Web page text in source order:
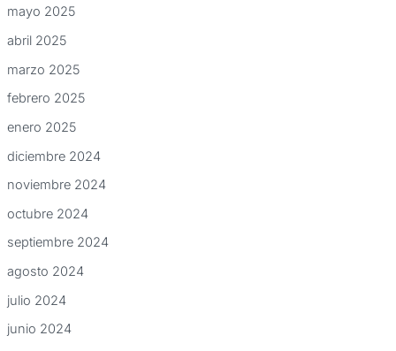
mayo 2025
abril 2025
marzo 2025
febrero 2025
enero 2025
diciembre 2024
noviembre 2024
octubre 2024
septiembre 2024
agosto 2024
julio 2024
junio 2024